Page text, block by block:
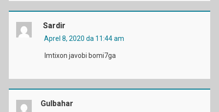
Sardir
Aprel 8, 2020 da 11:44 am
Imtixon javobi bomi7ga
Gulbahar